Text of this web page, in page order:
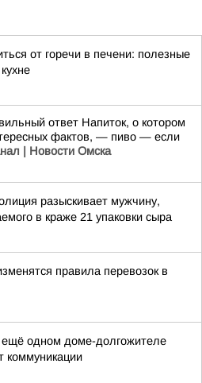
от горечи в печени: полезные
ответ Напиток, о котором
фактов, — пиво — если
| Новости Омска
разыскивает мужчину,
в краже 21 упаковки сыра
правила перевозок в
одном доме-долгожителе
коммуникации